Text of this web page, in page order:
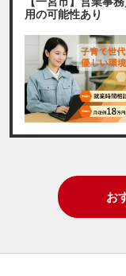
用の可能性あり
お